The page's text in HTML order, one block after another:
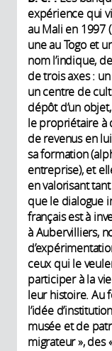
expérience qui
au Mali en 1997
une au Togo et
nom l’indique,
de trois axes :
un centre de
dépôt d’un
le propriétaire à
de revenus en
sa formation
entreprise), et
en valorisant
que le dialogue
français est à
à Aubervilliers,
ceux qui le
participer à la
leur histoire. Au
l’idée
musée et de
migrateur », des